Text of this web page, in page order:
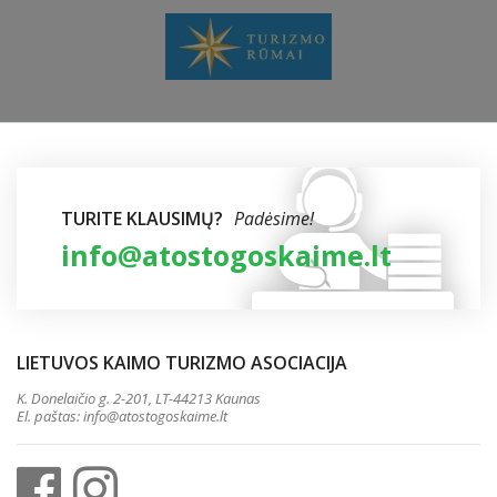
TURITE KLAUSIMŲ? Padėsime!
info@atostogoskaime.lt
LIETUVOS KAIMO TURIZMO ASOCIACIJA
K. Donelaičio g. 2-201, LT-44213 Kaunas
El. paštas:info@atostogoskaime.lt